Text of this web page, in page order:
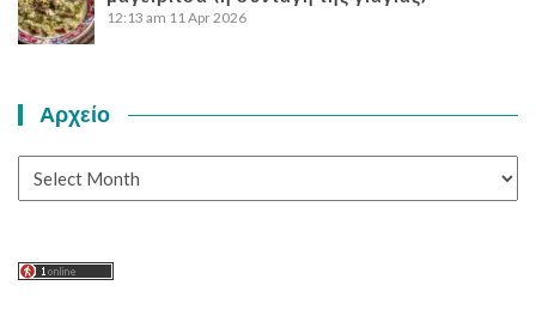
12:13 am 11 Apr 2026
Αρχείο